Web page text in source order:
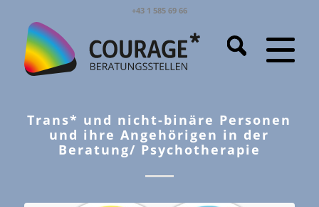
+43 1 585 69 66
Trans* und nicht-binäre Personen
und ihre Angehörigen in der
Beratung/ Psychotherapie